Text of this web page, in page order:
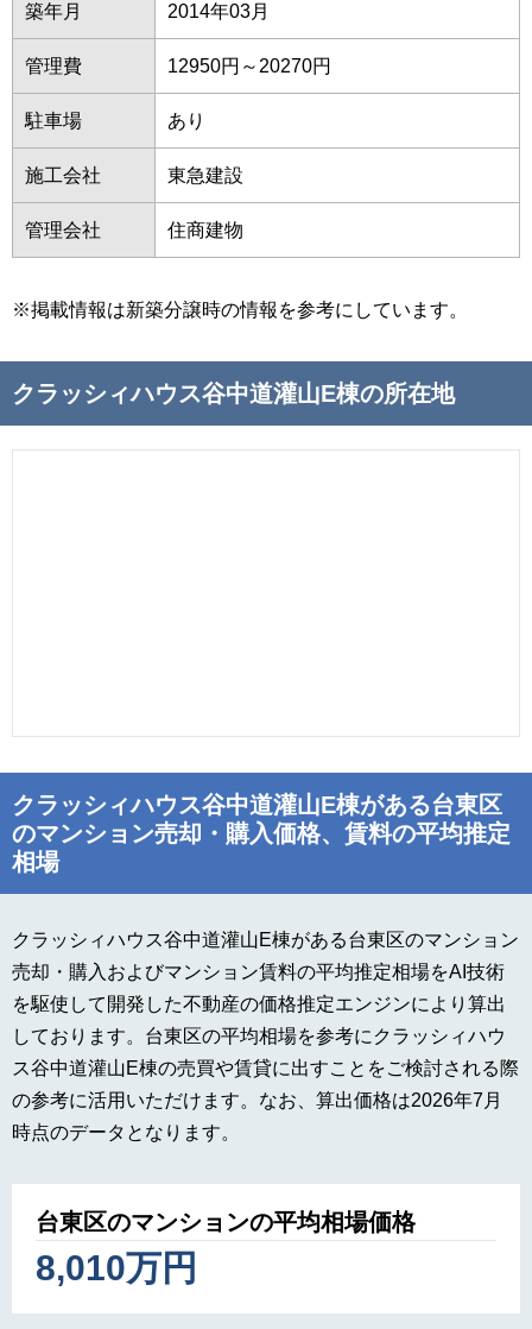
築年月 2014年03月
管理費 12950円～20270円
駐車場 あり
施工会社 東急建設
管理会社 住商建物
※掲載情報は新築分譲時の情報を参考にしています。
クラッシィハウス谷中道灌山E棟の所在地
クラッシィハウス谷中道灌山E棟がある台東区
のマンション売却・購入価格、賃料の平均推定
相場
クラッシィハウス谷中道灌山E棟がある台東区のマンション
売却・購入およびマンション賃料の平均推定相場をAI技術
を駆使して開発した不動産の価格推定エンジンにより算出
しております。台東区の平均相場を参考にクラッシィハウ
ス谷中道灌山E棟の売買や賃貸に出すことをご検討される際
の参考に活用いただけます。なお、算出価格は2026年7月
時点のデータとなります。
台東区のマンションの平均相場価格
8,010万円